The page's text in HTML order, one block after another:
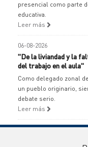
presencial como parte
educativa.
Leer más
06-08-2026
"De la liviandad y la
del trabajo en el aula"
Como delegado zonal
un pueblo originario,
debate serio.
Leer más